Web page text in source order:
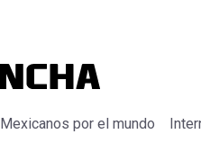
Mexicanos por el mundo